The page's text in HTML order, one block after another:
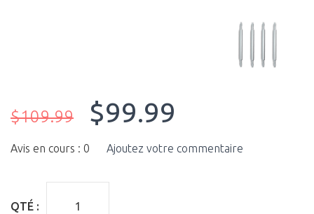
$109.99 $99.99
Avis en cours : 0 Ajoutez votre commentaire
QTÉ :